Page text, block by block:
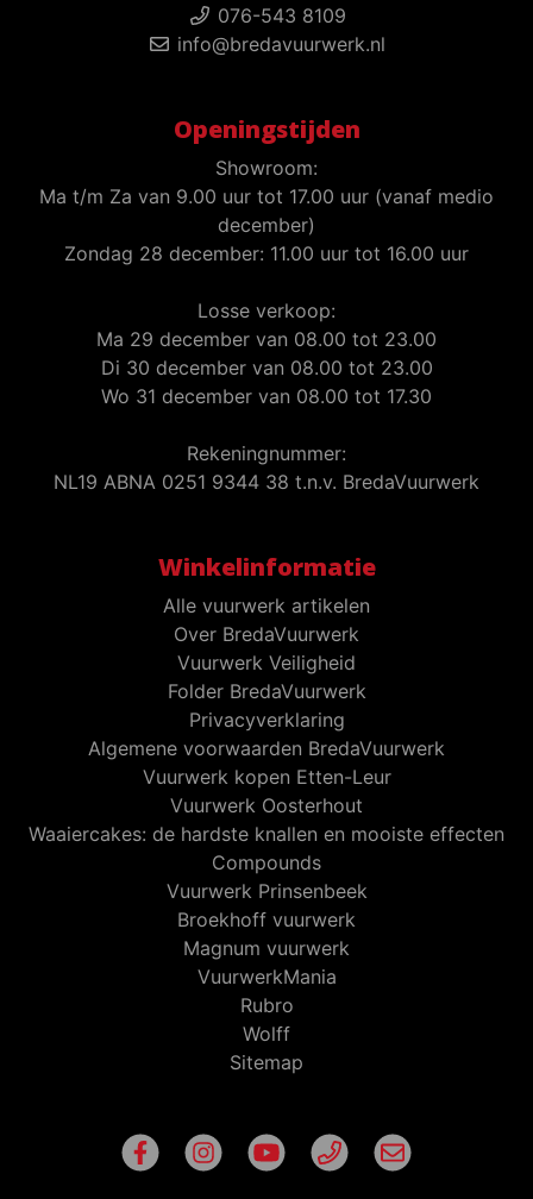
076-543 8109
info@bredavuurwerk.nl
Openingstijden
Showroom:
Ma t/m Za van 9.00 uur tot 17.00 uur (vanaf medio
december)
Zondag 28 december: 11.00 uur tot 16.00 uur
Losse verkoop:
Ma 29 december van 08.00 tot 23.00
Di 30 december van 08.00 tot 23.00
Wo 31 december van 08.00 tot 17.30
Rekeningnummer:
NL19 ABNA 0251 9344 38 t.n.v. BredaVuurwerk
Winkelinformatie
Alle vuurwerk artikelen
Over BredaVuurwerk
Vuurwerk Veiligheid
Folder BredaVuurwerk
Privacyverklaring
Algemene voorwaarden BredaVuurwerk
Vuurwerk kopen Etten-Leur
Vuurwerk Oosterhout
Waaiercakes: de hardste knallen en mooiste effecten
Compounds
Vuurwerk Prinsenbeek
Broekhoff vuurwerk
Magnum vuurwerk
VuurwerkMania
Rubro
Wolff
Sitemap